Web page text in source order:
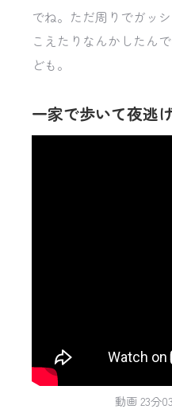
でね。ただ周りでガッ
こえたりなんかしたん
ども。
一家で歩いて夜逃
動画 23分